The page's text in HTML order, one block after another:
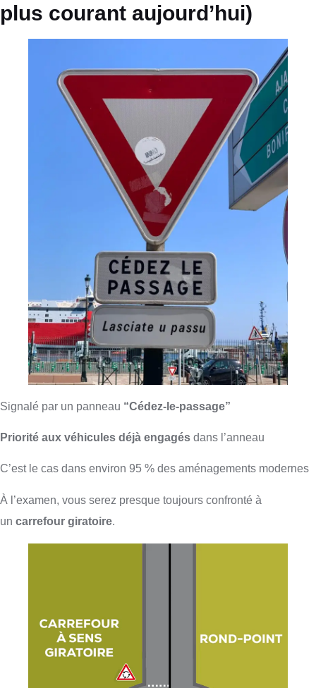
plus courant aujourd’hui)
Signalé par un panneau “Cédez-le-passage”
Priorité aux véhicules déjà engagés dans l’anneau
C’est le cas dans environ 95 % des aménagements modernes
À l’examen, vous serez presque toujours confronté à
un carrefour giratoire.